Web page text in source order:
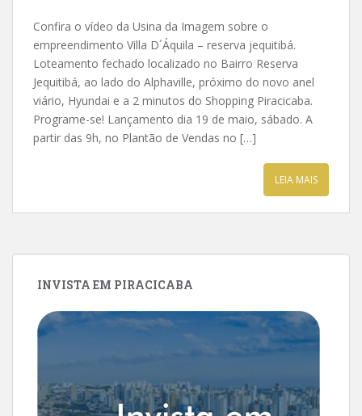
Confira o vídeo da Usina da Imagem sobre o
empreendimento Villa D´Áquila – reserva jequitibá.
Loteamento fechado localizado no Bairro Reserva
Jequitibá, ao lado do Alphaville, próximo do novo anel
viário, Hyundai e a 2 minutos do Shopping Piracicaba.
Programe-se! Lançamento dia 19 de maio, sábado. A
partir das 9h, no Plantão de Vendas no […]
LEIA MAIS
INVISTA EM PIRACICABA